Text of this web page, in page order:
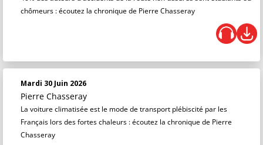
chômeurs : écoutez la chronique de Pierre Chasseray
Mardi 30 Juin 2026
Pierre Chasseray
La voiture climatisée est le mode de transport plébiscité par les
Français lors des fortes chaleurs : écoutez la chronique de Pierre
Chasseray